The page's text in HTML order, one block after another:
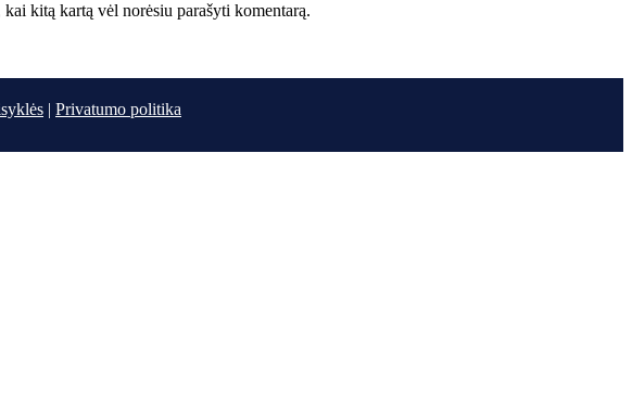
kitą kartą vėl norėsiu parašyti komentarą.
| Privatumo politika